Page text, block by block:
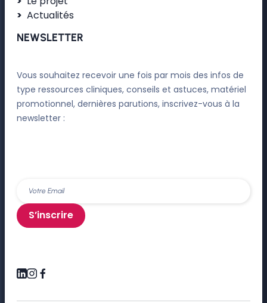
Actualités
NEWSLETTER
Vous souhaitez recevoir une fois par mois des infos de
type ressources cliniques, conseils et astuces, matériel
promotionnel, dernières parutions, inscrivez-vous à la
newsletter :
S’inscrire